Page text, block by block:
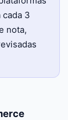
3
nota,